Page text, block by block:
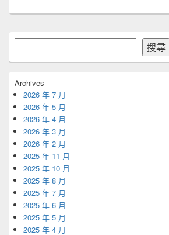
Primary
Widget
尋
搜尋
Archives
2026 年 7 月
2026 年 5 月
2026 年 4 月
2026 年 3 月
2026 年 2 月
2025 年 11 月
2025 年 10 月
2025 年 8 月
2025 年 7 月
2025 年 6 月
2025 年 5 月
2025 年 4 月